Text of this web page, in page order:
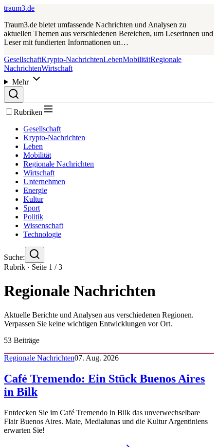
traum3.de
Traum3.de bietet umfassende Nachrichten und Analysen zu
aktuellen Themen aus verschiedenen Bereichen, um Leserinnen und
Leser mit fundierten Informationen un…
GesellschaftKrypto-NachrichtenLebenMobilitätRegionale
NachrichtenWirtschaft
Mehr
Rubriken
Gesellschaft
Krypto-Nachrichten
Leben
Mobilität
Regionale Nachrichten
Wirtschaft
Unternehmen
Energie
Kultur
Sport
Politik
Wissenschaft
Technologie
Suche:
Rubrik · Seite 1 /3
Regionale Nachrichten
Aktuelle Berichte und Analysen aus verschiedenen Regionen.
Verpassen Sie keine wichtigen Entwicklungen vor Ort.
53 Beiträge
Regionale Nachrichten07. Aug. 2026
Café Tremendo: Ein Stück Buenos Aires
in Bilk
Entdecken Sie im Café Tremendo in Bilk das unverwechselbare
Flair Buenos Aires. Mate, Medialunas und die Kultur Argentiniens
erwarten Sie!